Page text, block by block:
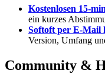
Kostenlosen 15-
ein kurzes
Softoft per E-Mail
Version, Umfang
Community &